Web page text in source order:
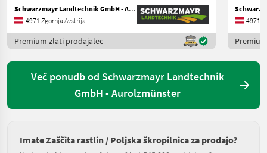
Schwarzmayr Landtechnik GmbH - Aurolzmünster
4971 Zgornja Avstrija
Premium zlati prodajalec
4971
Več ponudb od Schwarzmayr Landtechnik
GmbH - Aurolzmünster
Imate Zaščita rastlin / Poljska škropilnica za prodajo?